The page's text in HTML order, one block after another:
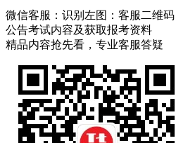
微信客服： 识别左图：客服二维码
公告考试内容及获取报考资料
精品内容抢先看，专业客服答疑